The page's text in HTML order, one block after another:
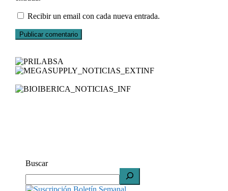
Recibir un email con cada nueva entrada.
Buscar